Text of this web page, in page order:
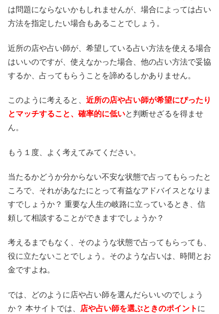
は問題にならないかもしれませんが、場合によっては占い
方法を指定したい場合もあることでしょう。
近所の店や占い師が、希望している占い方法を使える場合
はいいのですが、使えなかった場合、他の占い方法で妥協
するか、占ってもらうことを諦めるしかありません。
このように考えると、 近所の店や占い師が希望にぴったり
とマッチすること、確率的に低いと判断せざるを得ませ
ん。
もう１度、よく考えてみてください。
当たるかどうか分からない不安な状態で占ってもらったと
ころで、それがあなたにとって有益なアドバイスとなりま
すでしょうか？ 重要な人生の岐路に立っているとき、信
頼して相談することができますでしょうか？
考えるまでもなく、そのような状態で占ってもらっても、
役に立たないことでしょう。そのような占いは、時間とお
金ですよね。
では、どのように店や占い師を選んだらいいのでしょう
か？ 本サイトでは、
店や占い師を選ぶときのポイント に